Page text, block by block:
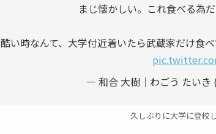
まじ懐かしい。これ食べる為
酷い時なんて、大学付近着いたら武蔵家だけ食
— 和合 大樹｜わごう たいき
久しぶりに大学に登校